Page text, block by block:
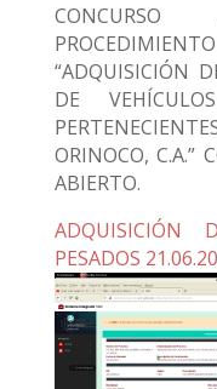
“ADQUISICIÓN
DE
ORINOCO, C.A.”
ABIERTO.
ADQUISICIÓN
PESADOS